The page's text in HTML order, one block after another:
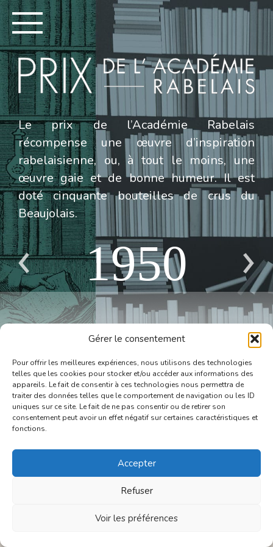
Gérer le consentement
Pour offrir les meilleures expériences, nous utilisons des technologies
telles que les cookies pour stocker et/ou accéder aux informations des
appareils. Le fait de consentir à ces technologies nous permettra de
traiter des données telles que le comportement de navigation ou les ID
uniques sur ce site. Le fait de ne pas consentir ou de retirer son
consentement peut avoir un effet négatif sur certaines caractéristiques et
fonctions.
Accepter
Refuser
Voir les préférences
Le prix de l’Académie Rabelais
récompense une œuvre d’inspiration
rabelaisienne, ou, à tout le moins, une
œuvre gaie et de bonne humeur. Il est
doté cinquante bouteilles de crus du
Beaujolais.
1950
POUR L'ENSEMBLE DE SON
Henri-Paul Deyvaux-Gassier